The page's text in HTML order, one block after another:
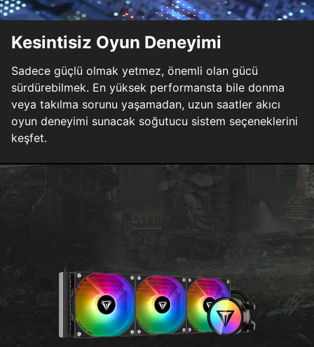
Kesintisiz Oyun Deneyimi
Sadece güçlü olmak yetmez, önemli olan gücü
sürdürebilmek. En yüksek performansta bile donma
veya takılma sorunu yaşamadan, uzun saatler akıcı
oyun deneyimi sunacak soğutucu sistem seçeneklerini
keşfet.